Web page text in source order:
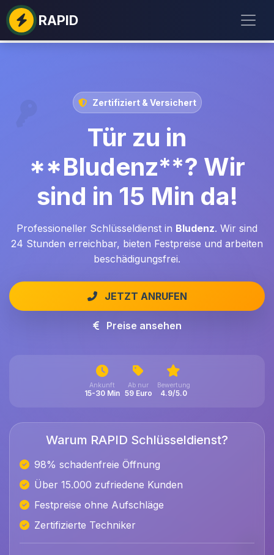
RAPID
Zertifiziert & Versichert
Tür zu in
**Bludenz**? Wir
sind in 15 Min da!
Professioneller Schlüsseldienst in Bludenz. Wir sind
24 Stunden erreichbar, bieten Festpreise und arbeiten
beschädigungsfrei.
JETZT ANRUFEN
Preise ansehen
Ankunft
15-30 Min
Ab nur
59 Euro
Bewertung
4.9/5.0
Warum RAPID Schlüsseldienst?
98% schadenfreie Öffnung
Über 15.000 zufriedene Kunden
Festpreise ohne Aufschläge
Zertifizierte Techniker